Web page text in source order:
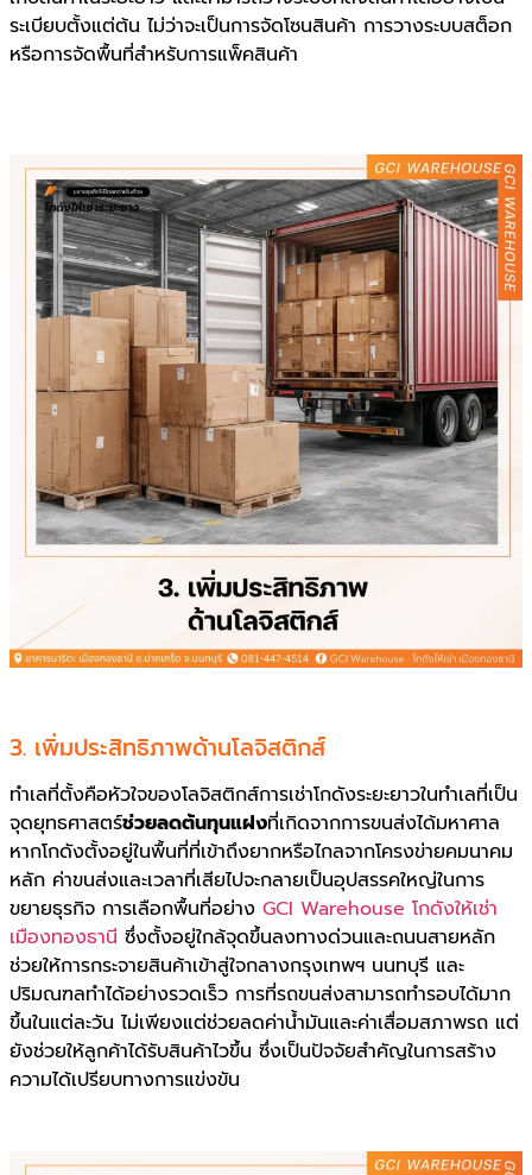
ระเบียบตั้งแต่ต้น ไม่ว่าจะเป็นการจัดโซนสินค้า การวางระบบสต็อก
หรือการจัดพื้นที่สำหรับการแพ็คสินค้า
3. เพิ่มประสิทธิภาพด้านโลจิสติกส์
ทำเลที่ตั้งคือหัวใจของโลจิสติกส์การเช่าโกดังระยะยาวในทำเลที่เป็น
จุดยุทธศาสตร์ช่วยลดต้นทุนแฝงที่เกิดจากการขนส่งได้มหาศาล
หากโกดังตั้งอยู่ในพื้นที่ที่เข้าถึงยากหรือไกลจากโครงข่ายคมนาคม
หลัก ค่าขนส่งและเวลาที่เสียไปจะกลายเป็นอุปสรรคใหญ่ในการ
ขยายธุรกิจ การเลือกพื้นที่อย่าง GCI Warehouse โกดังให้เช่า
เมืองทองธานี ซึ่งตั้งอยู่ใกล้จุดขึ้นลงทางด่วนและถนนสายหลัก
ช่วยให้การกระจายสินค้าเข้าสู่ใจกลางกรุงเทพฯ นนทบุรี และ
ปริมณฑลทำได้อย่างรวดเร็ว การที่รถขนส่งสามารถทำรอบได้มาก
ขึ้นในแต่ละวัน ไม่เพียงแต่ช่วยลดค่าน้ำมันและค่าเสื่อมสภาพรถ แต่
ยังช่วยให้ลูกค้าได้รับสินค้าไวขึ้น ซึ่งเป็นปัจจัยสำคัญในการสร้าง
ความได้เปรียบทางการแข่งขัน